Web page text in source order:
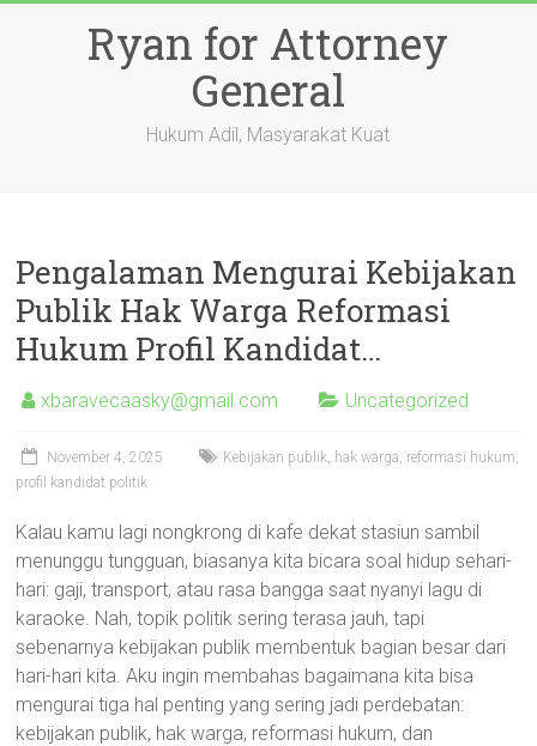
Ryan for Attorney
General
Hukum Adil, Masyarakat Kuat
Pengalaman Mengurai Kebijakan
Publik Hak Warga Reformasi
Hukum Profil Kandidat…
xbaravecaasky@gmail.com Uncategorized
November 4, 2025
Kebijakan publik, hak warga, reformasi hukum,
profil kandidat politik
Kalau kamu lagi nongkrong di kafe dekat stasiun sambil
menunggu tungguan, biasanya kita bicara soal hidup sehari-
hari: gaji, transport, atau rasa bangga saat nyanyi lagu di
karaoke. Nah, topik politik sering terasa jauh, tapi
sebenarnya kebijakan publik membentuk bagian besar dari
hari-hari kita. Aku ingin membahas bagaimana kita bisa
mengurai tiga hal penting yang sering jadi perdebatan:
kebijakan publik, hak warga, reformasi hukum, dan